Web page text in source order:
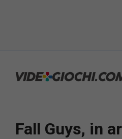
Fall Guys, in